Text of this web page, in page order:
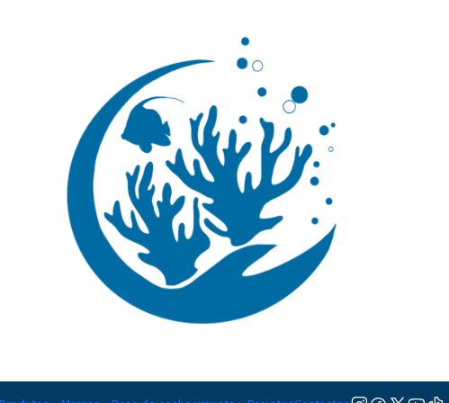
Sabellastarte
TAMANHO
Adicionar à lista de favoritos
Mostrar stock das localizações
Nível de Cuidados:Iniciante